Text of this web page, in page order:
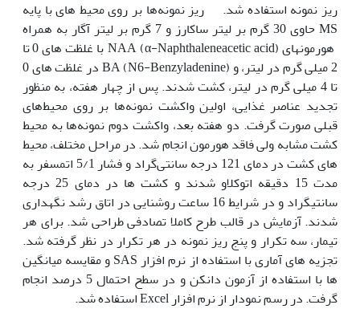
ریز نمونه استفاده شد. ریز نمونه‌ها بر روی محیط های با پایه
MS حاوی 30 گرم بر لیتر ساکارز و 7 گرم بر لیتر آگار به همراه
هورمون‏های NAA (α-Naphthaleneacetic acid) با غلظت های 0 تا
2 میلی گرم در لیتر، و BA (N6-Benzyladenine) در غلظت های 0
تا 4 میلی گرم در لیتر، کشت شدند. پس از چهار هفته، به منظور
تجدید عناصر غذایی، اولین واکشت نمونه‌ها بر روی محیط‌های
قبلی صورت گرفت. دو هفته بعد، واکشت دوم نمونه‌ها به محیط
کشت مشابه ولی فاقد هورمون انجام شد. در مراحل مختلف، محیط
های کشت در دمای 121 درجه سانتی‌گراد و فشار 5/1 اتمسفر به
مدت 15 دقیقه اتوکلاو شدند و کشت ها در دمای 25 درجه
سانتی‏گراد و در شرایط 16 ساعت روشنایی در اتاق رشد نگهداری
شدند. آزمایش در قالب طرح کاملا تصادفی طراحی شد. برای هر
تیمار، سه تکرار و پنج ریز نمونه در هر تکرار در نظر گرفته شد.
تجزیه های آماری با استفاده از نرم افزار SAS و مقایسه میانگین
ها با استفاده از آزمون دانکن و در سطح احتمال 5 درصد انجام
گرفت. در رسم نمودار از نرم افزار Excel استفاده شد.